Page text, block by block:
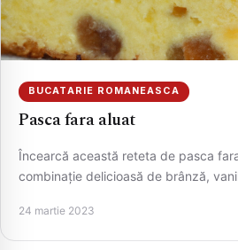
BUCATARIE ROMANEASCA
Pasca fara aluat
Încearcă această reteta de pasca
combinație delicioasă de brânză,
24 martie 2023